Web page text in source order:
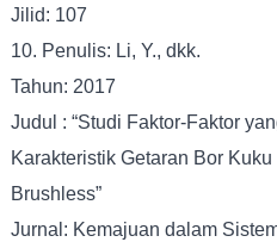
Jilid: 107
10. Penulis: Li, Y., dkk.
Tahun: 2017
Judul : “Studi Faktor-Faktor
Karakteristik Getaran Bor
Brushless”
Jurnal: Kemajuan dalam